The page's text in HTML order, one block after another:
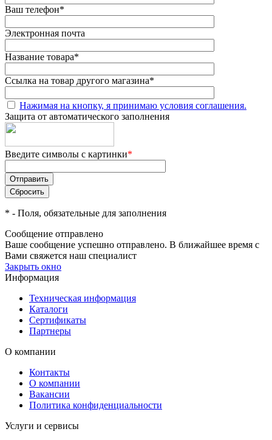
Ваш телефон*
Электронная почта
Название товара*
Ссылка на товар другого магазина*
Нажимая на кнопку, я принимаю условия соглашения.
Защита от автоматического заполнения
Введите символы с картинки*
* - Поля, обязательные для заполнения
Сообщение отправлено
Ваше сообщение успешно отправлено. В ближайшее время с
Вами свяжется наш специалист
Закрыть окно
Информация
Техническая информация
Каталоги
Сертификаты
Партнеры
О компании
Контакты
О компании
Вакансии
Политика конфиденциальности
Услуги и сервисы